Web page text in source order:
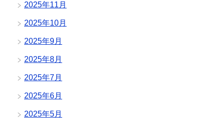
2025年11月
2025年10月
2025年9月
2025年8月
2025年7月
2025年6月
2025年5月